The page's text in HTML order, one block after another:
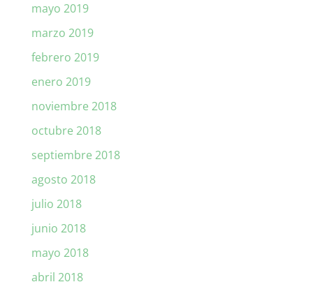
mayo 2019
marzo 2019
febrero 2019
enero 2019
noviembre 2018
octubre 2018
septiembre 2018
agosto 2018
julio 2018
junio 2018
mayo 2018
abril 2018